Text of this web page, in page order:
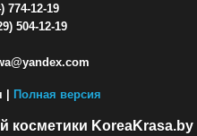
774-12-19
504-12-19
| Полная версия
косметики KoreaKrasa.by